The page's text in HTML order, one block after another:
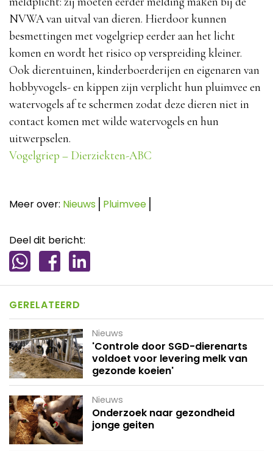
NVWA van uitval van dieren. Hierdoor kunnen
besmettingen met vogelgriep eerder aan het licht
komen en wordt het risico op verspreiding kleiner.
Ook dierentuinen, kinderboerderijen en eigenaren van
hobbyvogels- en kippen zijn verplicht hun pluimvee en
watervogels af te schermen zodat deze dieren niet in
contact komen met wilde watervogels en hun
uitwerpselen.
Vogelgriep – Dierziekten-ABC
Meer over: Nieuws Pluimvee
Deel dit bericht:
GERELATEERD
Nieuws
'Controle door SGD-dierenarts
voldoet voor levering melk van
gezonde koeien'
Nieuws
Onderzoek naar gezondheid
jonge geiten